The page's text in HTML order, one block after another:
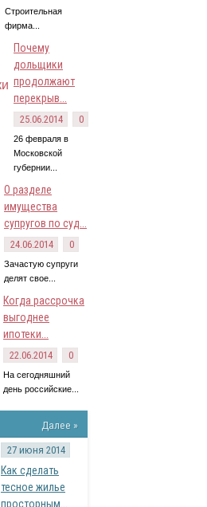
Строительная
фирма...
Почему
дольщики
продолжают
перекрыв...
25.06.2014 0
26 февраля в
Московской
губернии...
О разделе
имущества
супругов по суд...
24.06.2014 0
Зачастую супруги
делят свое...
Когда рассрочка
выгоднее
ипотеки...
22.06.2014 0
На сегодняшний
день российские...
Далее »
27 июня 2014
Как сделать
тесное жилье
просторным...